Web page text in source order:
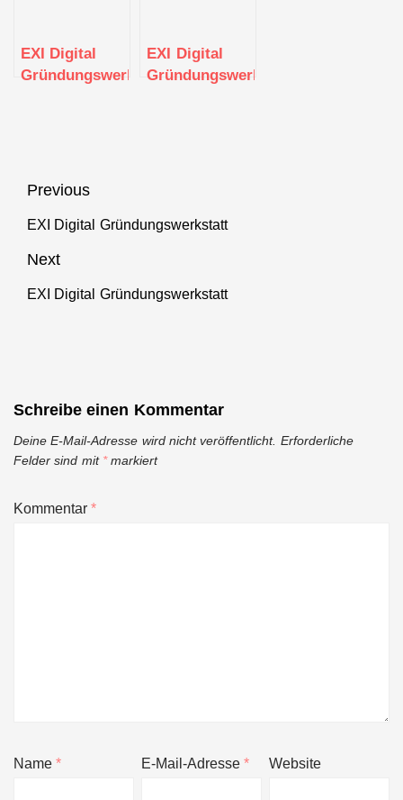
EXI Digital
Gründungswerkstatt
EXI Digital
Gründungswerkstatt
Beitragsnavigation
Previous
Previous
EXI Digital Gründungswerkstatt
Next
Next
EXI Digital Gründungswerkstatt
Schreibe einen Kommentar
Deine E-Mail-Adresse wird nicht veröffentlicht. Erforderliche
Felder sind mit *markiert
Kommentar*
Name* E-Mail-Adresse* Website